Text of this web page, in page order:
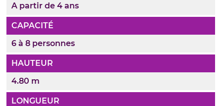
A partir de 4 ans
CAPACITÉ
6 à 8 personnes
HAUTEUR
4.80 m
LONGUEUR